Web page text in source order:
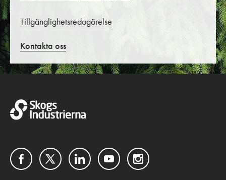
Tillgänglighetsredogörelse
Kontakta oss
FacebookTwitterLinkedInYouTubeInstagram